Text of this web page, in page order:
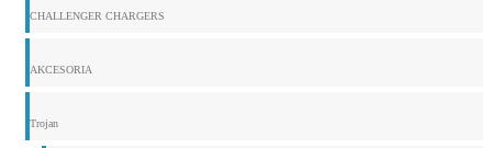
CHALLENGER CHARGERS
AKCESORIA
Trojan